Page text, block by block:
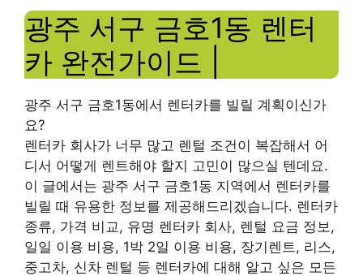
광주 서구 금호1동 렌터
카 완전가이드 |
광주 서구 금호1동에서 렌터카를 빌릴 계획이신가
요?
렌터카 회사가 너무 많고 렌털 조건이 복잡해서 어
디서 어떻게 렌트해야 할지 고민이 많으실 텐데요.
이 글에서는 광주 서구 금호1동 지역에서 렌터카를
빌릴 때 유용한 정보를 제공해드리겠습니다. 렌터카
종류, 가격 비교, 유명 렌터카 회사, 렌털 요금 정보,
일일 이용 비용, 1박 2일 이용 비용, 장기렌트, 리스,
중고차, 신차 렌털 등 렌터카에 대해 알고 싶은 모든